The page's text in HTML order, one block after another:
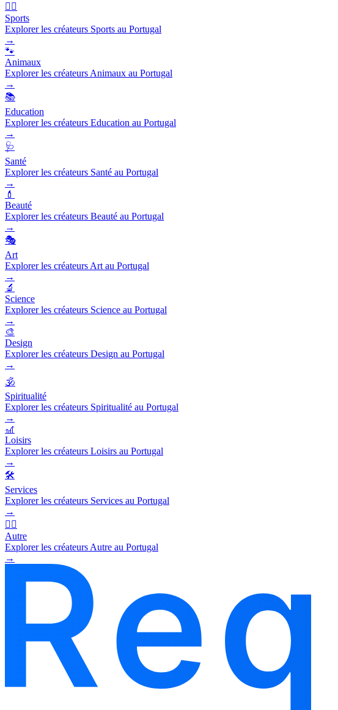
🏃‍♂️
Sports
Explorer les créateurs Sports au Portugal
→
🐾
Animaux
Explorer les créateurs Animaux au Portugal
→
📚
Education
Explorer les créateurs Education au Portugal
→
🩺
Santé
Explorer les créateurs Santé au Portugal
→
💄
Beauté
Explorer les créateurs Beauté au Portugal
→
🎭
Art
Explorer les créateurs Art au Portugal
→
🔬
Science
Explorer les créateurs Science au Portugal
→
🎨
Design
Explorer les créateurs Design au Portugal
→
🕉️
Spiritualité
Explorer les créateurs Spiritualité au Portugal
→
🎢
Loisirs
Explorer les créateurs Loisirs au Portugal
→
🛠️
Services
Explorer les créateurs Services au Portugal
→
🧜‍♂️
Autre
Explorer les créateurs Autre au Portugal
→